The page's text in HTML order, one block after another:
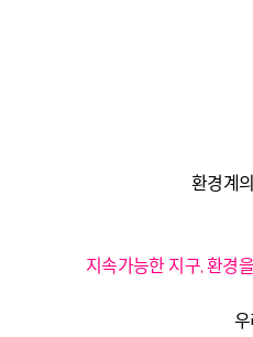
환경계
지속가능한 지구, 환경